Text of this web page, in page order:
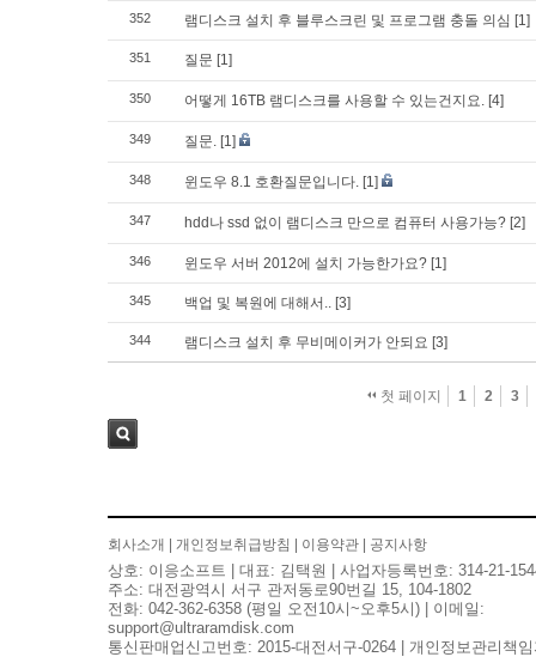
352 램디스크 설치 후 블루스크린 및 프로그램 충돌 의심 [1]
351 질문 [1]
350 어떻게 16TB 램디스크를 사용할 수 있는건지요. [4]
349 질문. [1]
348 윈도우 8.1 호환질문입니다. [1]
347 hdd나 ssd 없이 램디스크 만으로 컴퓨터 사용가능? [2]
346 윈도우 서버 2012에 설치 가능한가요? [1]
345 백업 및 복원에 대해서.. [3]
344 램디스크 설치 후 무비메이커가 안되요 [3]
첫 페이지 1 2 3
회사소개 개인정보취급방침 이용약관 공지사항
상호: 이응소프트 | 대표: 김택원 | 사업자등록번호: 314-21-
주소: 대전광역시 서구 관저동로90번길 15, 104-1802
전화: 042-362-6358 (평일 오전10시~오후5시) | 이메일:
support@ultraramdisk.com
통신판매업신고번호: 2015-대전서구-0264 | 개인정보관리책